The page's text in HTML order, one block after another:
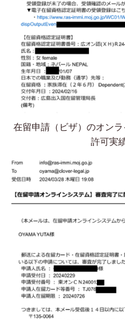
在留申請（ビザ）のオン
許可実